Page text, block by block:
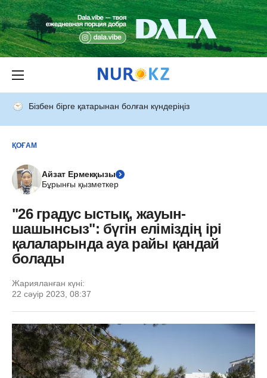
Бізбен бірге қатарынан болған күндеріңіз
ҚОҒАМ
Айзат Ермекқызы
Бұрынғы қызметкер
"26 градус ыстық, жауын-
шашынсыз": бүгін еліміздің ірі
қалаларында ауа райы қандай
болады
Жарияланған күні:
22 сәуір 2023, 08:37